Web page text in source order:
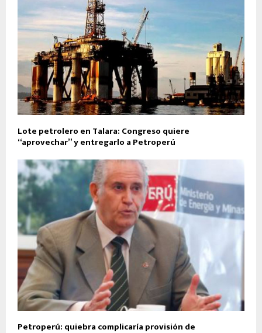
Lote petrolero en Talara: Congreso quiere
“aprovechar” y entregarlo a Petroperú
Petroperú: quiebra complicaría provisión de